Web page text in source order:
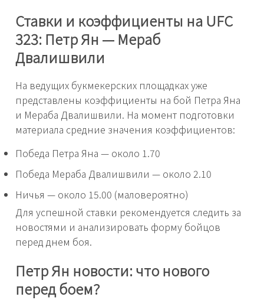
Ставки и коэффициенты на UFC
323: Петр Ян — Мераб
Двалишвили
На ведущих букмекерских площадках уже
представлены коэффициенты на бой Петра Яна
и Мераба Двалишвили. На момент подготовки
материала средние значения коэффициентов:
Победа Петра Яна — около 1.70
Победа Мераба Двалишвили — около 2.10
Ничья — около 15.00 (маловероятно)
Для успешной ставки рекомендуется следить за
новостями и анализировать форму бойцов
перед днем боя.
Петр Ян новости: что нового
перед боем?